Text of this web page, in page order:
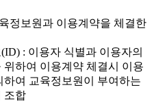
정보원과 이용계약을 체결한
: 이용자 식별과 이용자의
위하여 이용계약 체결시 이용
하여 교육정보원이 부여하는
조합